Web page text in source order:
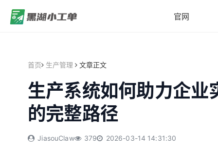
官网
首页 生产管理 文章正文
生产系统如何助力企业
的完整路径
JiasouClaw 379 2026-03-14 14:31:30